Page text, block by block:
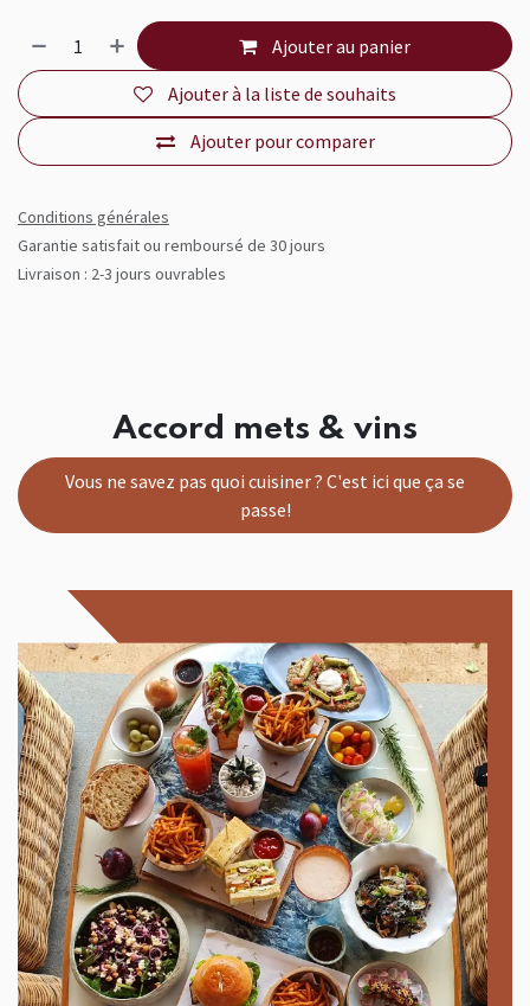
Ajouter au panier
Ajouter pour comparer
Ajouter à la liste de souhaits
Conditions générales
Garantie satisfait ou remboursé de 30 jours
Livraison : 2-3 jours ouvrables
Accord mets & vins
Vous ne savez pas quoi cuisiner ? C'est ici que ça se
passe!